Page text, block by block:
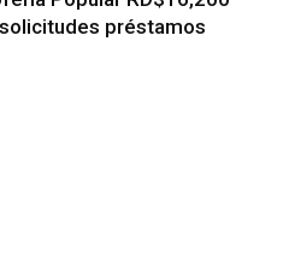
préstamos